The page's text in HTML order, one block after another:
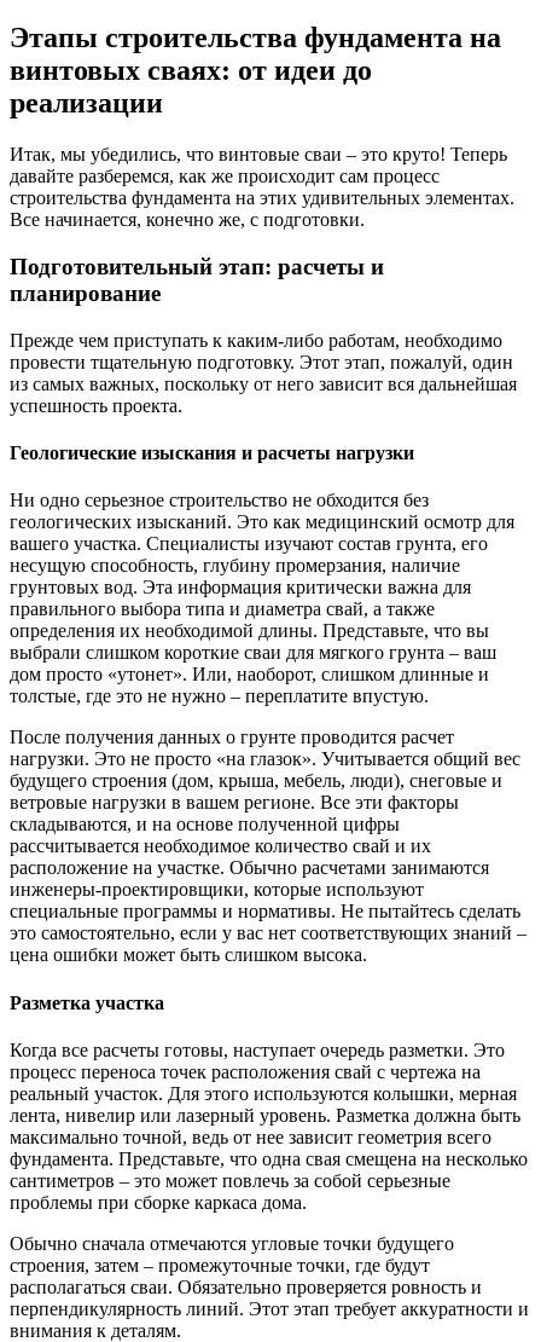
Этапы строительства фундамента на
винтовых сваях: от идеи до
реализации
Итак, мы убедились, что винтовые сваи – это круто! Теперь
давайте разберемся, как же происходит сам процесс
строительства фундамента на этих удивительных элементах.
Все начинается, конечно же, с подготовки.
Подготовительный этап: расчеты и
планирование
Прежде чем приступать к каким-либо работам, необходимо
провести тщательную подготовку. Этот этап, пожалуй, один
из самых важных, поскольку от него зависит вся дальнейшая
успешность проекта.
Геологические изыскания и расчеты нагрузки
Ни одно серьезное строительство не обходится без
геологических изысканий. Это как медицинский осмотр для
вашего участка. Специалисты изучают состав грунта, его
несущую способность, глубину промерзания, наличие
грунтовых вод. Эта информация критически важна для
правильного выбора типа и диаметра свай, а также
определения их необходимой длины. Представьте, что вы
выбрали слишком короткие сваи для мягкого грунта – ваш
дом просто «утонет». Или, наоборот, слишком длинные и
толстые, где это не нужно – переплатите впустую.
После получения данных о грунте проводится расчет
нагрузки. Это не просто «на глазок». Учитывается общий вес
будущего строения (дом, крыша, мебель, люди), снеговые и
ветровые нагрузки в вашем регионе. Все эти факторы
складываются, и на основе полученной цифры
рассчитывается необходимое количество свай и их
расположение на участке. Обычно расчетами занимаются
инженеры-проектировщики, которые используют
специальные программы и нормативы. Не пытайтесь сделать
это самостоятельно, если у вас нет соответствующих знаний –
цена ошибки может быть слишком высока.
Разметка участка
Когда все расчеты готовы, наступает очередь разметки. Это
процесс переноса точек расположения свай с чертежа на
реальный участок. Для этого используются колышки, мерная
лента, нивелир или лазерный уровень. Разметка должна быть
максимально точной, ведь от нее зависит геометрия всего
фундамента. Представьте, что одна свая смещена на несколько
сантиметров – это может повлечь за собой серьезные
проблемы при сборке каркаса дома.
Обычно сначала отмечаются угловые точки будущего
строения, затем – промежуточные точки, где будут
располагаться сваи. Обязательно проверяется ровность и
перпендикулярность линий. Этот этап требует аккуратности и
внимания к деталям.